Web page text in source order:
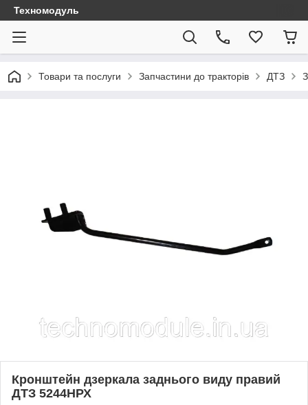
Техномодуль
Товари та послуги Запчастини до тракторів ДТЗ
Кронштейн дзеркала заднього виду правий
ДТЗ 5244НРХ